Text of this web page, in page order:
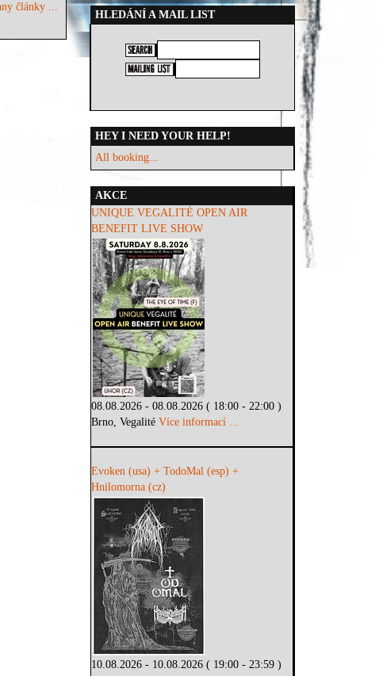
články ...
HLEDÁNÍ A MAIL LIST
HEY I NEED YOUR HELP!
All booking...
AKCE
UNIQUE VEGALITÉ OPEN AIR
BENEFIT LIVE SHOW
08.08.2026 - 08.08.2026 ( 18:00 - 22:00 )
Brno, VegalitéVíce informací ...
Evoken (usa) + TodoMal (esp) +
Hnilomorna (cz)
10.08.2026 - 10.08.2026 ( 19:00 - 23:59 )